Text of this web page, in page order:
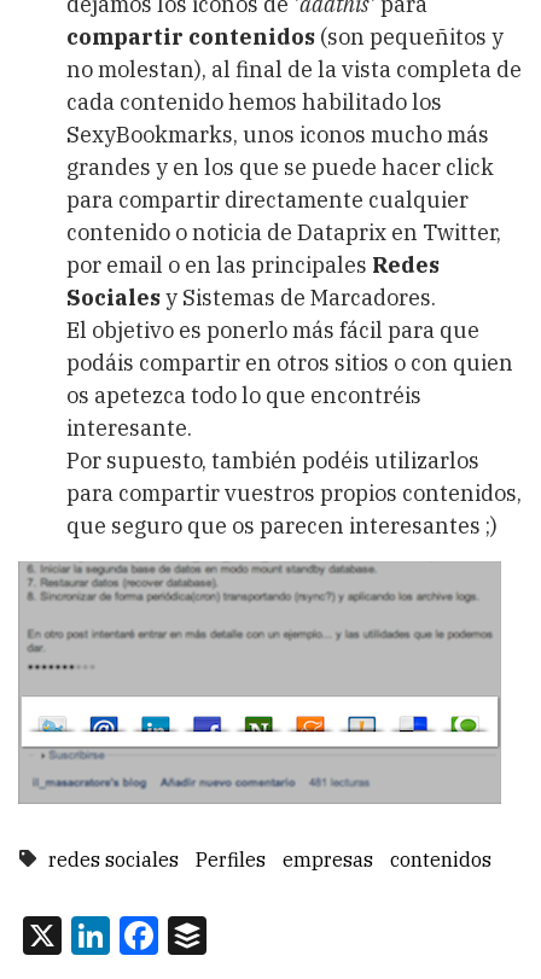
compartir contenidos (son pequeñitos y
no molestan), al final de la vista completa de
cada contenido hemos habilitado los
SexyBookmarks, unos iconos mucho más
grandes y en los que se puede hacer click
para compartir directamente cualquier
contenido o noticia de Dataprix en Twitter,
por email o en las principales Redes
Socialesy Sistemas de Marcadores.
El objetivo es ponerlo más fácil para que
podáis compartir en otros sitios o con quien
os apetezca todo lo que encontréis
interesante.
Por supuesto, también podéis utilizarlos
para compartir vuestros propios contenidos,
que seguro que os parecen interesantes ;)
redes sociales Perfiles empresas contenidos
X LinkedIn
Facebook